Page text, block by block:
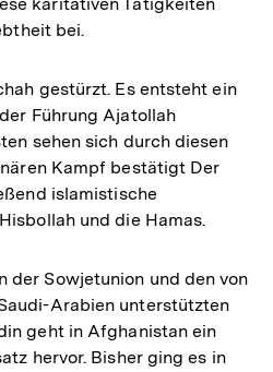
karitativen Tätigkeiten
bei.
gestürzt. Es entsteht ein
Führung Ajatollah
sehen sich durch diesen
Kampf bestätigt Der
islamistische
und die Hamas.
der Sowjetunion und den von
Arabien unterstützten
geht in Afghanistan ein
hervor. Bisher ging es in